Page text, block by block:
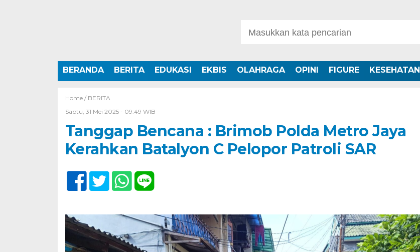
BERANDA BERITA EDUKASI EKBIS OLAHRAGA OPINI FIGURE KESEHATAN
Home / BERITA
Sabtu, 31 Mei 2025 - 09:49 WIB
Tanggap Bencana : Brimob Polda Metro Jaya
Kerahkan Batalyon C Pelopor Patroli SAR